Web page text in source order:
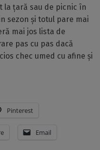
la țară sau de picnic în
sezon și totul pare mai
mai jos lista de
pas cu pas dacă
chec umed cu afine și
Pinterest
Email